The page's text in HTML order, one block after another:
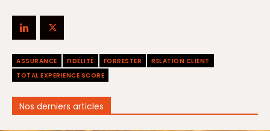
ASSURANCE FIDÉLITÉ FORRESTER
RELATION CLIENT
TOTAL EXPERIENCE SCORE
Nos derniers articles